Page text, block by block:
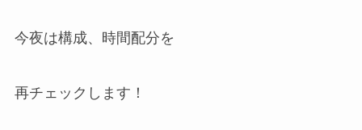
今夜は構成、時間配分を
再チェックします！